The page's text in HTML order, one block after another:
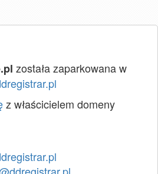
została zaparkowana w
z właścicielem domeny